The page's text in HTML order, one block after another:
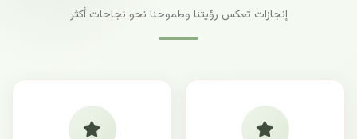
إنجازات تعكس رؤيتنا وطموحنا نحو نجاحات أكثر